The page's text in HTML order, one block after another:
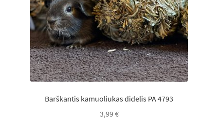
Barškantis kamuoliukas didelis PA 4793
3,99 €